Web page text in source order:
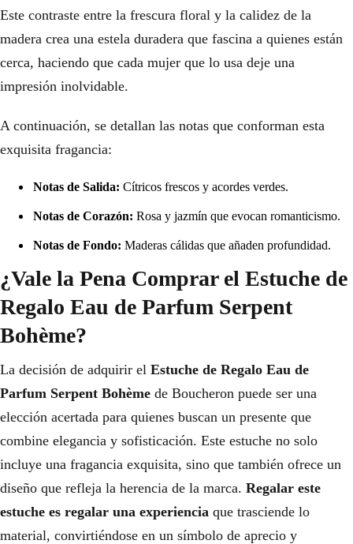
Este contraste entre la frescura floral y la calidez de la
madera crea una estela duradera que fascina a quienes están
cerca, haciendo que cada mujer que lo usa deje una
impresión inolvidable.
A continuación, se detallan las notas que conforman esta
exquisita fragancia:
Notas de Salida: Cítricos frescos y acordes verdes.
Notas de Corazón: Rosa y jazmín que evocan romanticismo.
Notas de Fondo: Maderas cálidas que añaden profundidad.
¿Vale la Pena Comprar el Estuche de
Regalo Eau de Parfum Serpent
Bohème?
La decisión de adquirir el Estuche de Regalo Eau de
Parfum Serpent Bohème de Boucheron puede ser una
elección acertada para quienes buscan un presente que
combine elegancia y sofisticación. Este estuche no solo
incluye una fragancia exquisita, sino que también ofrece un
diseño que refleja la herencia de la marca. Regalar este
estuche es regalar una experiencia que trasciende lo
material, convirtiéndose en un símbolo de aprecio y